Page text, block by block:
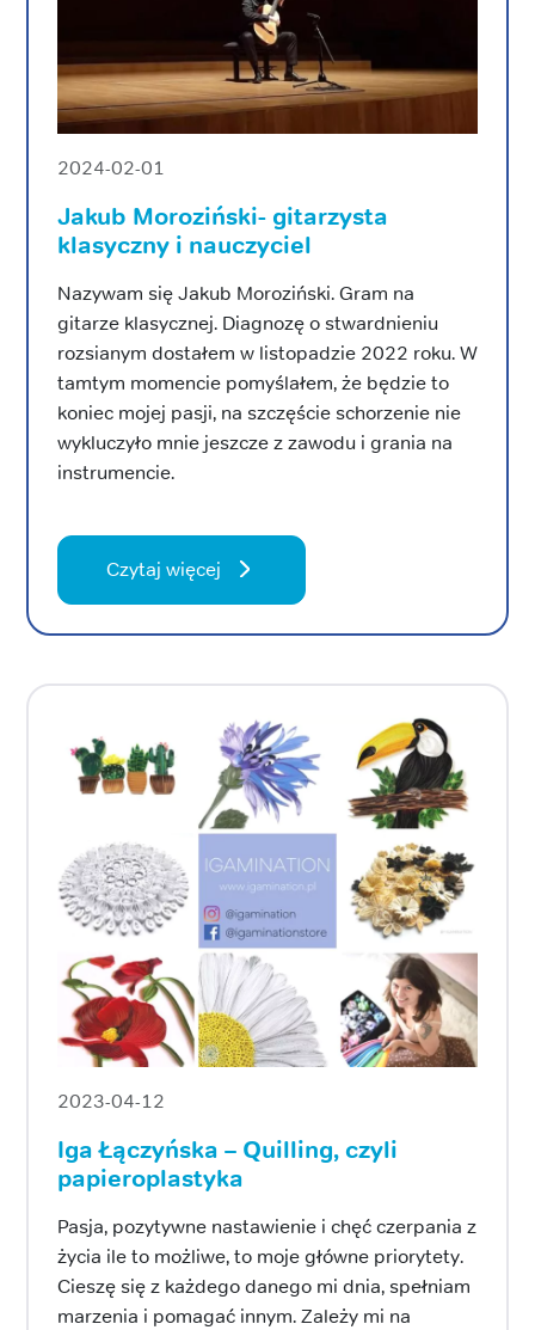
2024-02-01
Jakub Moroziński- gitarzysta
klasyczny i nauczyciel
Nazywam się Jakub Moroziński. Gram na
gitarze klasycznej. Diagnozę o stwardnieniu
rozsianym dostałem w listopadzie 2022 roku. W
tamtym momencie pomyślałem, że będzie to
koniec mojej pasji, na szczęście schorzenie nie
wykluczyło mnie jeszcze z zawodu i grania na
instrumencie.
Czytaj więcej
2023-04-12
Iga Łączyńska – Quilling, czyli
papieroplastyka
Pasja, pozytywne nastawienie i chęć czerpania z
życia ile to możliwe, to moje główne priorytety.
Cieszę się z każdego danego mi dnia, spełniam
marzenia i pomagać innym. Zależy mi na